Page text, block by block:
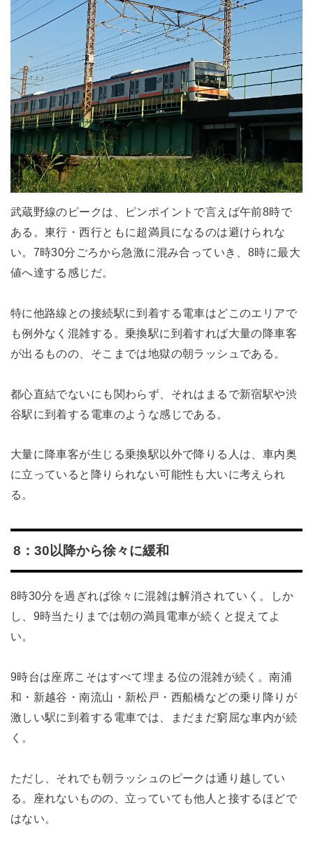
武蔵野線のピークは、ピンポイントで言えば午前8時で
ある。東行・西行ともに超満員になるのは避けられな
い。7時30分ごろから急激に混み合っていき、8時に最大
値へ達する感じだ。
特に他路線との接続駅に到着する電車はどこのエリアで
も例外なく混雑する。乗換駅に到着すれば大量の降車客
が出るものの、そこまでは地獄の朝ラッシュである。
都心直結でないにも関わらず、それはまるで新宿駅や渋
谷駅に到着する電車のような感じである。
大量に降車客が生じる乗換駅以外で降りる人は、車内奥
に立っていると降りられない可能性も大いに考えられ
る。
8：30以降から徐々に緩和
8時30分を過ぎれば徐々に混雑は解消されていく。しか
し、9時当たりまでは朝の満員電車が続くと捉えてよ
い。
9時台は座席こそはすべて埋まる位の混雑が続く。南浦
和・新越谷・南流山・新松戸・西船橋などの乗り降りが
激しい駅に到着する電車では、まだまだ窮屈な車内が続
く。
ただし、それでも朝ラッシュのピークは通り越してい
る。座れないものの、立っていても他人と接するほどで
はない。